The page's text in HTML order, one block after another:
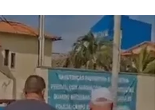
Vermelho